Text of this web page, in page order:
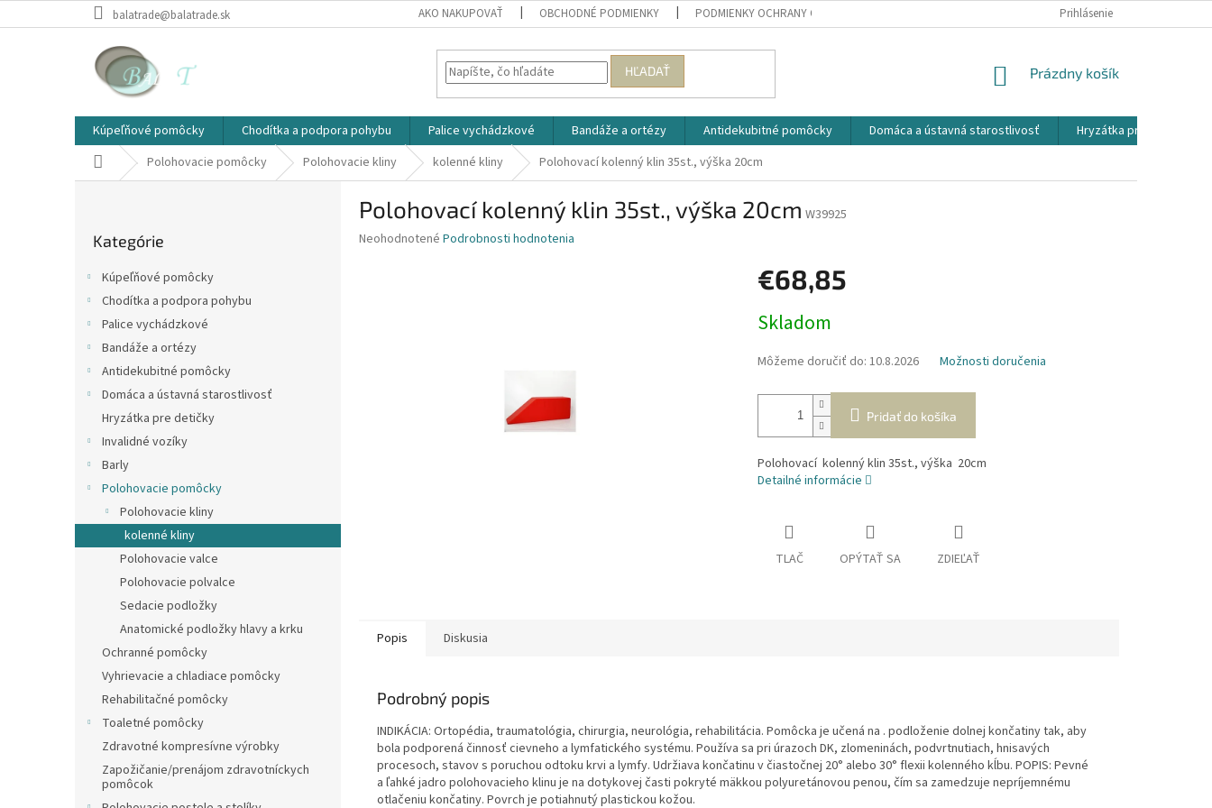
na
balatrade@balatrade.sk AKO NAKUPOVAŤ OBCHODNÉ PODMIENKY PODMIENKY OCHRANY OSOBNÝCH ÚDAJOV Prihlásenie
HĽADAŤ
NÁKUPNÝ
Prázdny košík
Kúpeľňové pomôcky Chodítka a podpora pohybu Palice vychádzkové Bandáže a ortézy Antidekubitné pomôcky Domáca a ústavná starostlivosť
Hryzátka pre detičky
DomovPolohovacie pomôcky Polohovacie kliny kolenné kliny Polohovací kolenný klin 35st., výška 20cm
kategórie
Kategórie
Kúpeľňové pomôcky
Chodítka a podpora pohybu
Palice vychádzkové
Bandáže a ortézy
Antidekubitné pomôcky
Domáca a ústavná starostlivosť
Hryzátka pre detičky
Invalidné vozíky
Barly
Polohovacie pomôcky
Polohovacie kliny
kolenné kliny
Polohovacie valce
Polohovacie polvalce
Sedacie podložky
Anatomické podložky hlavy a krku
Ochranné pomôcky
Vyhrievacie a chladiace pomôcky
Rehabilitačné pomôcky
Toaletné pomôcky
Zdravotné kompresívne výrobky
Zapožičanie/prenájom zdravotníckych
pomôcok
Polohovací kolenný klin 35st., výška 20cm W39925
Priemerné
Neohodnotené Podrobnosti hodnotenia
€68,85
cena:
Skladom
Môžeme doručiť do: 10.8.2026 Možnosti doručenia
Pridať do košíka
Polohovací kolenný klin 35st., výška 20cm
Detailné informácie
TLAČ OPÝTAŤ SA ZDIEĽAŤ
Popis Diskusia
Podrobný popis
INDIKÁCIA: Ortopédia, traumatológia, chirurgia, neurológia, rehabilitácia. Pomôcka je učená na . podloženie dolnej končatiny tak, aby
bola podporená činnosť cievneho a lymfatického systému. Používa sa pri úrazoch DK, zlomeninách, podvrtnutiach, hnisavých
procesoch, stavov s poruchou odtoku krvi a lymfy. Udržiava končatinu v čiastočnej 20° alebo 30° flexii kolenného kĺbu. POPIS: Pevné
a ľahké jadro polohovacieho klinu je na dotykovej časti pokryté mäkkou polyuretánovou penou, čím sa zamedzuje nepríjemnému
otlačeniu končatiny. Povrch je potiahnutý plastickou kožou.